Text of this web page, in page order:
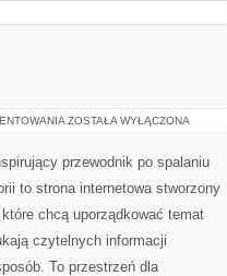
ZDROWE
ZOSTAŁA WYŁĄCZONA
przewodnik po spalaniu
to strona internetowa stworzony
chcą uporządkować temat
czytelnych informacji
To przestrzeń dla